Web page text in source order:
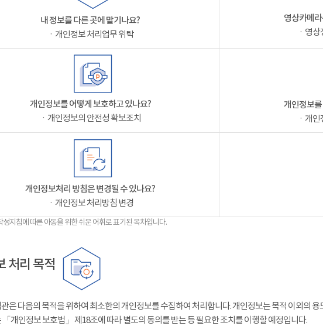
내 정보를 다른 곳에 맡기나요?
ㆍ개인정보 처리업무 위탁
영상카메
ㆍ영
개인정보를 어떻게 보호하고 있나요?
ㆍ개인정보의 안전성 확보조치
개인정보
ㆍ개
개인정보처리 방침은 변경될 수 있나요?
ㆍ개인정보 처리방침 변경
지침에 따른 아동을 위한 쉬운 어휘로 표기된 목차입니다.
처리 목적
은 다음의 목적을 위하여 최소한의 개인정보를 수집하여 처리합니다. 개인정보는 목적 이외의
「개인정보 보호법」 제18조에 따라 별도의 동의를 받는 등 필요한 조치를 이행할 예정입니다.